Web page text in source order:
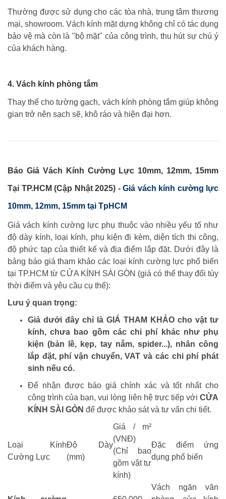
Thường được sử dụng cho các tòa nhà, trung tâm thương
mại, showroom. Vách kính mặt dựng không chỉ có tác dụng
bảo vệ mà còn là "bộ mặt" của công trình, thu hút sự chú ý
của khách hàng.
4. Vách kính phòng tắm
Thay thế cho tường gạch, vách kính phòng tắm giúp không
gian trở nên sạch sẽ, khô ráo và hiện đại hơn.
Báo Giá Vách Kính Cường Lực 10mm, 12mm, 15mm
Tại TP.HCM (Cập Nhật 2025) - Giá vách kính cường lực
10mm, 12mm, 15mm tại TpHCM
Giá vách kính cường lực phụ thuộc vào nhiều yếu tố như
độ dày kính, loại kính, phụ kiện đi kèm, diện tích thi công,
độ phức tạp của thiết kế và địa điểm lắp đặt. Dưới đây là
bảng báo giá tham khảo các loại kính cường lực phổ biến
tại TP.HCM từ CỬA KÍNH SÀI GÒN (giá có thể thay đổi tùy
thời điểm và yêu cầu cụ thể):
Lưu ý quan trọng:
Giá dưới đây chỉ là GIÁ THAM KHẢO cho vật tư
kính, chưa bao gồm các chi phí khác như phụ
kiện (bản lề, kẹp, tay nắm, spider...), nhân công
lắp đặt, phí vận chuyển, VAT và các chi phí phát
sinh nếu có.
Để nhận được báo giá chính xác và tốt nhất cho
công trình của bạn, vui lòng liên hệ trực tiếp với CỬA
KÍNH SÀI GÒN để được khảo sát và tư vấn chi tiết.
Loại Kính
Cường Lực
Độ Dày
(mm)
Giá / m²
(VNĐ)
(Chỉ bao
gồm vật tư
kính)
Đặc điểm ứng
dụng phổ biến
Vách ngăn văn